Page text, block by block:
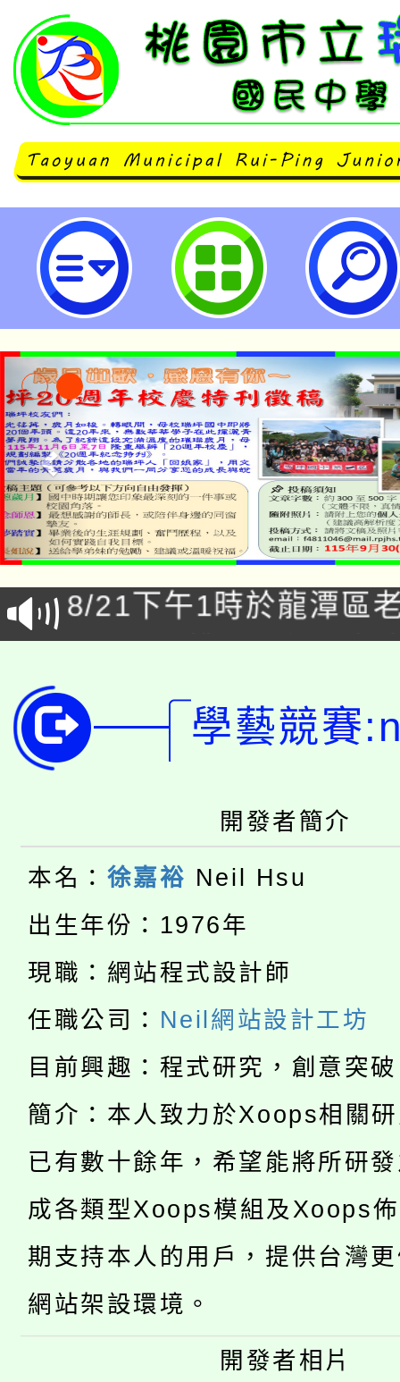
neilrpjhstyc網站設計者：徐嘉
「本色祭」8/29、30在
場熱烈登場!
8/21下午1時於龍潭區
徵才活動。
YOUNG桃局內行報名
局官網。
開!
115年桃園市運動會8/
視費優惠，中低收入戶
半價優惠，詳情可洽有
者。
大園自造教育及科技
份教師增能研習
大溪自造教育及科技中
份教師研習
淨零綠生活教案入校路
會
115年食農教育專業人
程
場熱烈登場!
YOUNG桃局內行報名
8月14至27日，桃園電
開!
115年桃園市運動會8/
田徑場及游泳池舉行。
桃園市低收入戶享有免
視費優惠，中低收入戶
半價優惠，詳情可洽有
大園自造教育及科技中
份教師增能研習
大溪自造教育及科技中
份教師研習
淨零綠生活教案入校路
學藝競賽
開發者簡介
本名： 徐嘉裕 Neil Hsu
出生年份：1976年
現職：網站程式設計師
任職公司： Neil網站設計工坊
目前興趣：程式研究，創意突
簡介：本人致力於Xoops相關
已有數十餘年，希望能將所研
成各類型Xoops模組及Xoops
期支持本人的用戶，提供台灣
網站架設環境。
開發者相片